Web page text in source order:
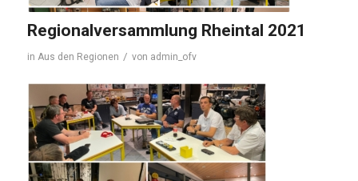
Regionalversammlung Rheintal 2021
in Aus den Regionen / von admin_ofv